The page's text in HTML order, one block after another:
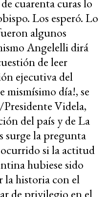
cuarenta curas lo
Los esperó. Lo
algunos
Angelelli dirá
de leer
ejecutiva del
mismísimo día!, se
Videla,
del país y de La
surge la pregunta
si la actitud
hubiese sido
la historia con el
de privilegio en el